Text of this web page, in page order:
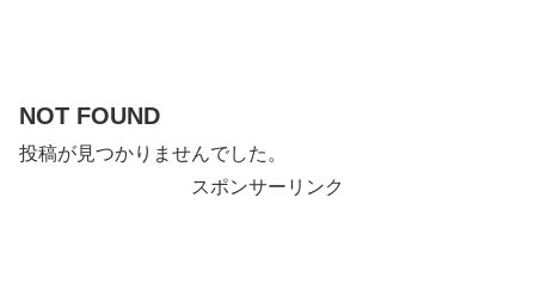
NOT FOUND
投稿が見つかりませんでした。
スポンサーリンク